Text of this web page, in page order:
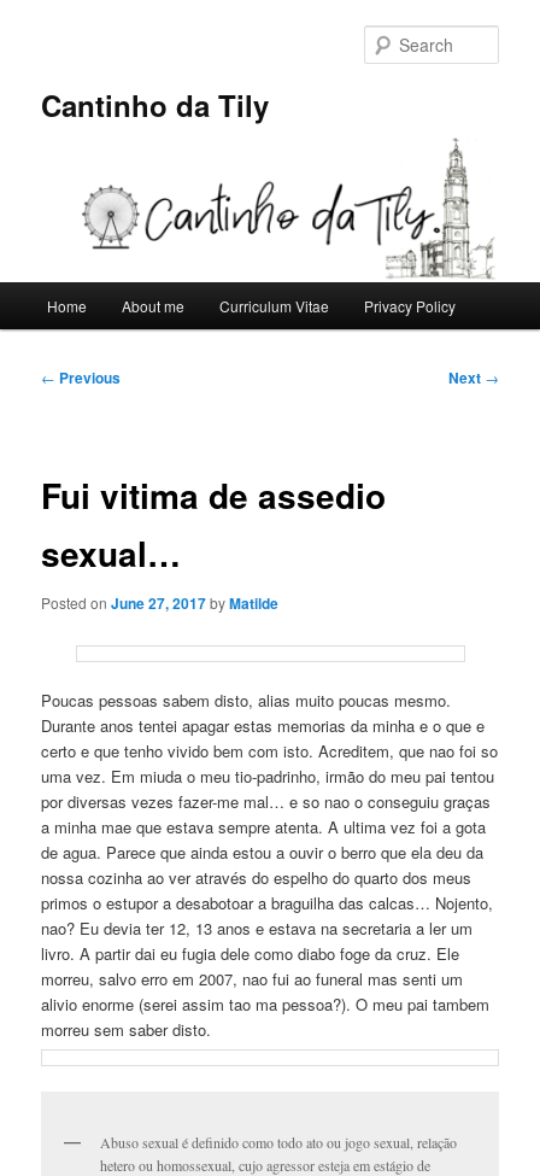
Cantinho da Tily
Home About me Curriculum Vitae Privacy Policy
Post
← Previous Next →
Fui vitima de assedio
sexual…
Posted onJune 27, 2017byMatilde
Poucas pessoas sabem disto, alias muito poucas mesmo.
Durante anos tentei apagar estas memorias da minha e o que e
certo e que tenho vivido bem com isto. Acreditem, que nao foi so
uma vez. Em miuda o meu tio-padrinho, irmão do meu pai tentou
por diversas vezes fazer-me mal… e so nao o conseguiu graças
a minha mae que estava sempre atenta. A ultima vez foi a gota
de agua. Parece que ainda estou a ouvir o berro que ela deu da
nossa cozinha ao ver através do espelho do quarto dos meus
primos o estupor a desabotoar a braguilha das calcas… Nojento,
nao? Eu devia ter 12, 13 anos e estava na secretaria a ler um
livro. A partir dai eu fugia dele como diabo foge da cruz. Ele
morreu, salvo erro em 2007, nao fui ao funeral mas senti um
alivio enorme (serei assim tao ma pessoa?). O meu pai tambem
morreu sem saber disto.
Abuso sexual é definido como todo ato ou jogo sexual, relação
hetero ou homossexual, cujo agressor esteja em estágio de